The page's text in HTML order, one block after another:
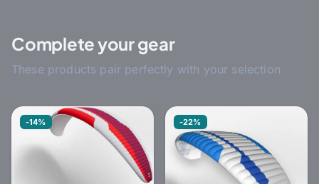
Complete your gear
These products pair perfectly with your selection
-14% -22%